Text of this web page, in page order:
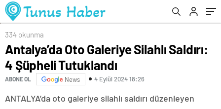
334 okunma
Antalya’da Oto Galeriye Silahlı Saldırı:
4 Şüpheli Tutuklandı
ABONE OL News 4 Eylül 2024 18:26
ANTALYA’da oto galeriye silahlı saldırı düzenleyen